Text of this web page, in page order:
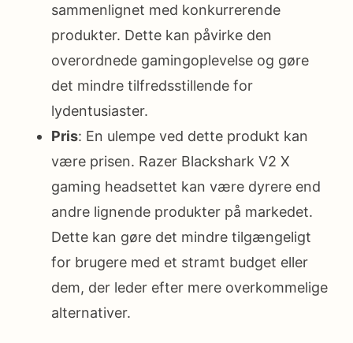
sammenlignet med konkurrerende
produkter. Dette kan påvirke den
overordnede gamingoplevelse og gøre
det mindre tilfredsstillende for
lydentusiaster.
Pris: En ulempe ved dette produkt kan
være prisen. Razer Blackshark V2 X
gaming headsettet kan være dyrere end
andre lignende produkter på markedet.
Dette kan gøre det mindre tilgængeligt
for brugere med et stramt budget eller
dem, der leder efter mere overkommelige
alternativer.